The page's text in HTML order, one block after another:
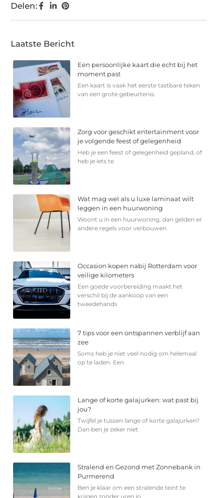
Delen:
Laatste Bericht
Een persoonlijke kaart die echt bij het
moment past
Een kaart is vaak het eerste tastbare teken
van een grote gebeurtenis.
Zorg voor geschikt entertainment voor
je volgende feest of gelegenheid
Heb je een feest of gelegenheid gepland, of
heb je iets te
Wat mag wel als u luxe laminaat wilt
leggen in een huurwoning
Woont u in een huurwoning, dan gelden er
andere regels voor verbouwen
Occasion kopen nabij Rotterdam voor
veilige kilometers
Een goede voorbereiding maakt het
verschil bij de aankoop van een
tweedehands
7 tips voor een ontspannen verblijf aan
zee
Soms heb je niet veel nodig om helemaal
op te laden. Een
Lange of korte galajurken: wat past bij
jou?
Twijfel je tussen lange of korte galajurken?
Dan ben je zeker niet
Stralend en Gezond met Zonnebank in
Purmerend
Ben je klaar om een stralende teint te
krijgen zonder uren in